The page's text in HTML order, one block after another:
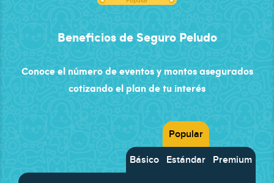
Beneficios de Seguro Peludo
Conoce el número de eventos y montos asegurados
cotizando el plan de tu interés
Popular
Básico Estándar Premium